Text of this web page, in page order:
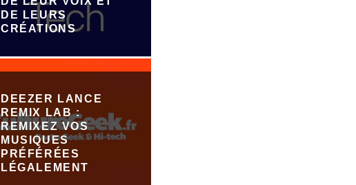
DE LEURS
CRÉATIONS
DEEZER LANCE
REMIX LAB :
REMIXEZ VOS
MUSIQUES
PRÉFÉRÉES
LÉGALEMENT